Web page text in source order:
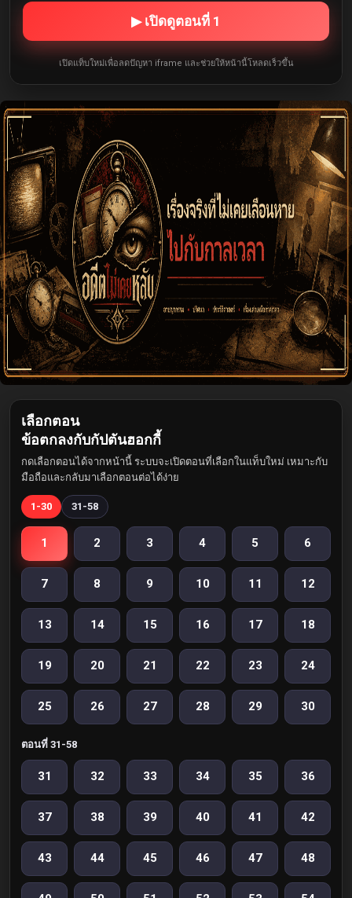
▶ เปิดดูตอนที่ 1
เปิดแท็บใหม่เพื่อลดปัญหา iframe และช่วยให้หน้านี้โหลดเร็วขึ้น
เลือกตอน
ข้อตกลงกับกัปตันฮอกกี้
กดเลือกตอนได้จากหน้านี้ ระบบจะเปิดตอนที่เลือกในแท็บใหม่ เหมาะกับ
มือถือและกลับมาเลือกตอนต่อได้ง่าย
1-30 31-58
1 2 3 4 5 6
7 8 9 10 11 12
13 14 15 16 17 18
19 20 21 22 23 24
25 26 27 28 29 30
ตอนที่ 31-58
31 32 33 34 35 36
37 38 39 40 41 42
43 44 45 46 47 48